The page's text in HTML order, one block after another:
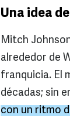
Una idea
Mitch
alrededor de
franquicia. El
décadas; sin
con un ritmo